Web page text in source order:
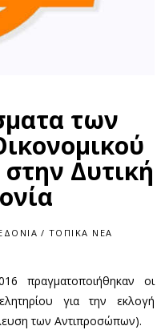
των
Δυτική
/ ΤΟΠΙΚΆ ΝΈΑ
πραγματοποιήθηκαν οι
για την εκλογή
των Αντιπροσώπων).